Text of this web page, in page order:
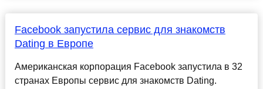
Facebook запустила сервис для знакомств
Dating в Европе
Американская корпорация Facebook запустила в 32
странах Европы сервис для знакомств Dating.